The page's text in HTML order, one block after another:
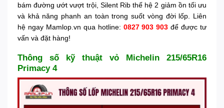
bám đường ướt vượt trội, Silent Rib thế hệ 2 giảm ồn tối ưu
và khả năng phanh an toàn trong suốt vòng đời lốp. Liên
hệ ngay Mamlop.vn qua hotline: 0827 903 903 để được tư
vấn và đặt hàng!
Thông số kỹ thuật vỏ Michelin 215/65R16
Primacy 4